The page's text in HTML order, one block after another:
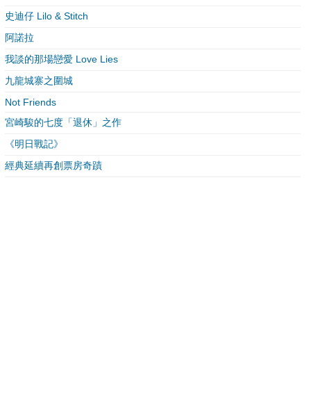
史迪仔 Lilo & Stitch
阿諾拉
我談的那場戀愛 Love Lies
九龍城寨之圍城
Not Friends
宮崎駿的七度「退休」之作
《明日戰記》
經典延續再創票房奇蹟